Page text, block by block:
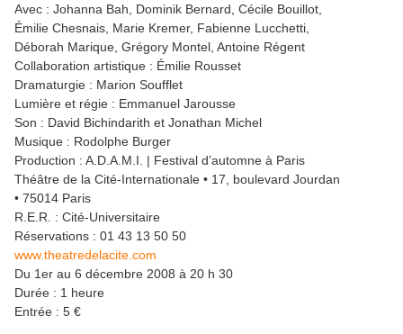
Avec : Johanna Bah, Dominik Bernard, Cécile Bouillot,
Émilie Chesnais, Marie Kremer, Fabienne Lucchetti,
Déborah Marique, Grégory Montel, Antoine Régent
Collaboration artistique : Émilie Rousset
Dramaturgie : Marion Soufflet
Lumière et régie : Emmanuel Jarousse
Son : David Bichindarith et Jonathan Michel
Musique : Rodolphe Burger
Production : A.D.A.M.I. | Festival d’automne à Paris
Théâtre de la Cité-Internationale • 17, boulevard Jourdan
• 75014 Paris
R.E.R. : Cité-Universitaire
Réservations : 01 43 13 50 50
www.theatredelacite.com
Du 1er au 6 décembre 2008 à 20 h 30
Durée : 1 heure
Entrée : 5 €